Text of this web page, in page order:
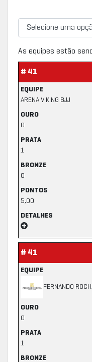
As equipes estão
# 41
EQUIPE
ARENA VIKING BJJ
OURO
0
PRATA
1
BRONZE
0
PONTOS
5,00
DETALHES
# 41
EQUIPE
FERNANDO
OURO
0
PRATA
1
BRONZE